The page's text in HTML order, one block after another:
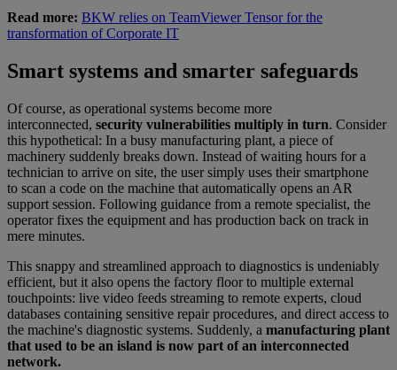
Read more: BKW relies on TeamViewer Tensor for the
transformation of Corporate IT
Smart systems and smarter safeguards
Of course, as operational systems become more
interconnected, security vulnerabilities multiply in turn. Consider
this hypothetical: In a busy manufacturing plant, a piece of
machinery suddenly breaks down. Instead of waiting hours for a
technician to arrive on site, the user simply uses their smartphone
to scan a code on the machine that automatically opens an AR
support session. Following guidance from a remote specialist, the
operator fixes the equipment and has production back on track in
mere minutes.
This snappy and streamlined approach to diagnostics is undeniably
efficient, but it also opens the factory floor to multiple external
touchpoints: live video feeds streaming to remote experts, cloud
databases containing sensitive repair procedures, and direct access to
the machine's diagnostic systems. Suddenly, a manufacturing plant
that used to be an island is now part of an interconnected
network.